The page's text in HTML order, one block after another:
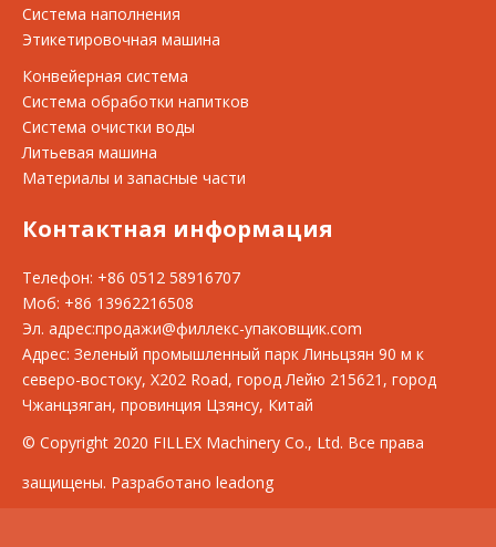
Система наполнения
Этикетировочная машина
Конвейерная система
Система обработки напитков
Система очистки воды
Литьевая машина
Материалы и запасные части
Контактная информация
Телефон: +86 0512 58916707
Моб: +86 13962216508
Эл. адрес:продажи@филлекс-упаковщик.com
Адрес: Зеленый промышленный парк Линьцзян 90 м к
северо-востоку, X202 Road, город Лейю 215621, город
Чжанцзяган, провинция Цзянсу, Китай
© Copyright 2020 FILLEX Machinery Co., Ltd. Все права
защищены. Разработано leadong